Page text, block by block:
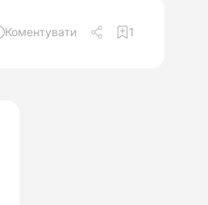
Коментувати 1